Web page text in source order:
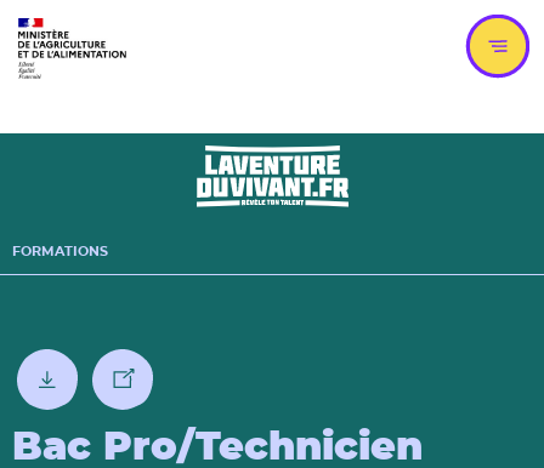
au
menu
au
contenu
principal
FORMATIONS
télécharger au format pdf
partager
Bac Pro/Technicien